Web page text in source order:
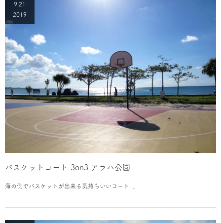
9.21
2019
バスケットコート 3on3 アラハ公園
海の側でバスケットが出来る気持ちいいコート ...